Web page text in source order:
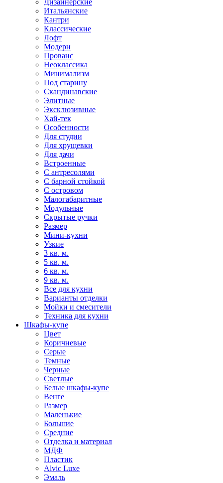
Дизайнерские
Итальянские
Кантри
Классические
Лофт
Модерн
Прованс
Неоклассика
Минимализм
Под старину
Скандинавские
Элитные
Эксклюзивные
Хай-тек
Особенности
Для студии
Для хрущевки
Для дачи
Встроенные
С антресолями
С барной стойкой
С островом
Малогабаритные
Модульные
Скрытые ручки
Размер
Мини-кухни
Узкие
3 кв. м.
5 кв. м.
6 кв. м.
9 кв. м.
Все для кухни
Варианты отделки
Мойки и смесители
Техника для кухни
Шкафы-купе
Цвет
Коричневые
Серые
Темные
Черные
Светлые
Белые шкафы-купе
Венге
Размер
Маленькие
Большие
Средние
Отделка и материал
МДФ
Пластик
Alvic Luxe
Эмаль